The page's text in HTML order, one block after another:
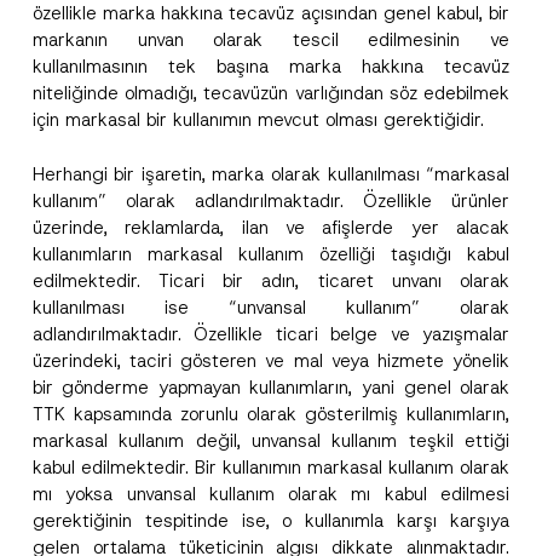
özellikle marka hakkına tecavüz açısından genel kabul, bir
markanın unvan olarak tescil edilmesinin ve
kullanılmasının tek başına marka hakkına tecavüz
niteliğinde olmadığı, tecavüzün varlığından söz edebilmek
için markasal bir kullanımın mevcut olması gerektiğidir.
Herhangi bir işaretin, marka olarak kullanılması “markasal
kullanım” olarak adlandırılmaktadır. Özellikle ürünler
üzerinde, reklamlarda, ilan ve afişlerde yer alacak
kullanımların markasal kullanım özelliği taşıdığı kabul
edilmektedir. Ticari bir adın, ticaret unvanı olarak
kullanılması ise “unvansal kullanım” olarak
adlandırılmaktadır. Özellikle ticari belge ve yazışmalar
üzerindeki, taciri gösteren ve mal veya hizmete yönelik
bir gönderme yapmayan kullanımların, yani genel olarak
TTK kapsamında zorunlu olarak gösterilmiş kullanımların,
markasal kullanım değil, unvansal kullanım teşkil ettiği
kabul edilmektedir. Bir kullanımın markasal kullanım olarak
mı yoksa unvansal kullanım olarak mı kabul edilmesi
gerektiğinin tespitinde ise, o kullanımla karşı karşıya
gelen ortalama tüketicinin algısı dikkate alınmaktadır.